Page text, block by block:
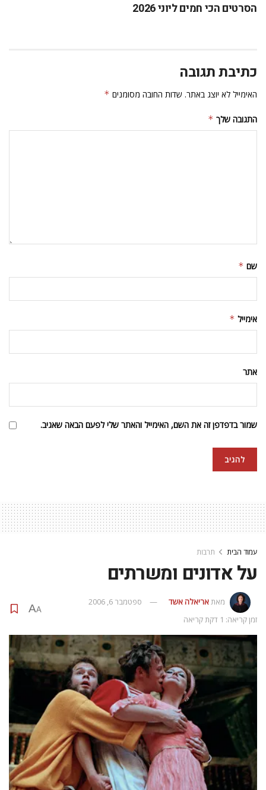
הסרטים הכי חמים ליוני 2026
כתיבת תגובה
האימייל לא יוצג באתר. שדות החובה מסומנים *
התגובה שלך *
שם *
אימייל *
אתר
שמור בדפדפן זה את השם, האימייל והאתר שלי לפעם הבאה שאגיב.
עמוד הבית תרבות
על אדונים ומשרתים
מאתאריאלה אשד
ספטמבר 6, 2006
זמן קריאה: 1 דקת קריאה
A
A